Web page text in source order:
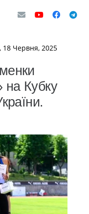
18 Червня, 2025
на Кубку